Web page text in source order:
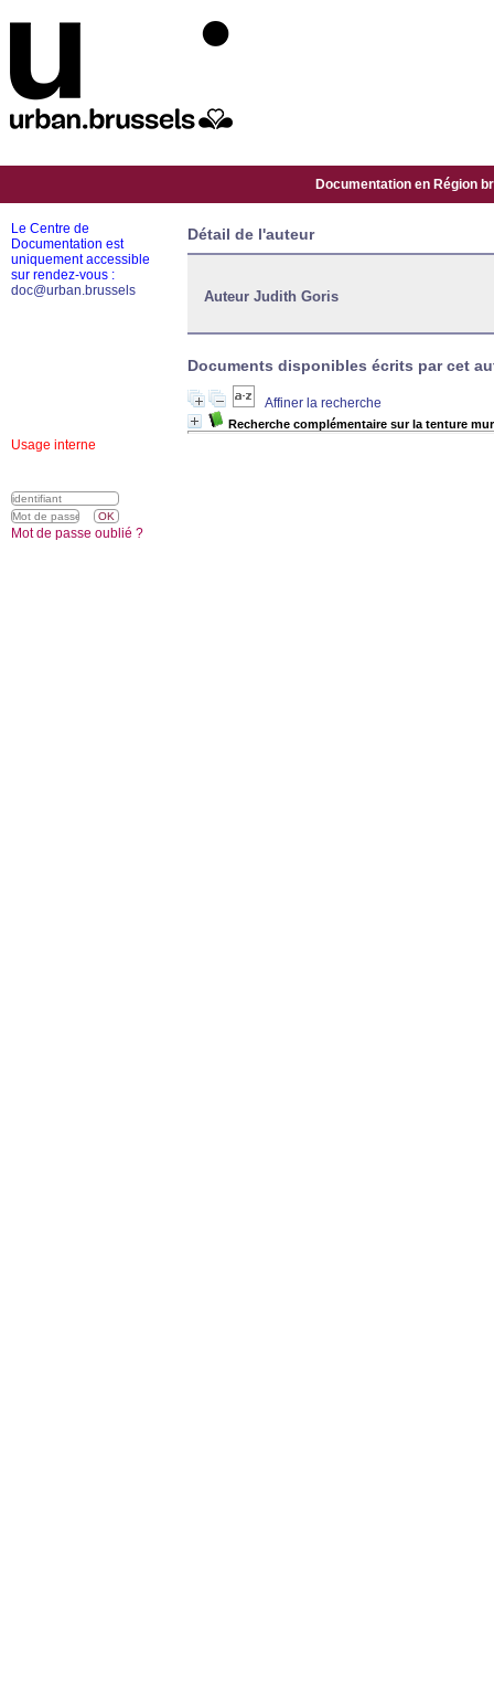
Documentation en Région
Détail de l'auteur
Auteur Judith Goris
Documents disponibles écrits par cet
Affiner la recherche
Recherche complémentaire sur la tenture
Le Centre de
Documentation est
uniquement accessible
sur rendez-vous :
doc@urban.brussels
Usage interne
Mot de passe oublié ?